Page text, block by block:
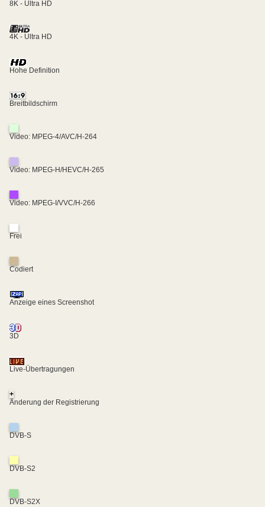
8K - Ultra HD
4K - Ultra HD
Hohe Definition
Breitbildschirm
Video: MPEG-4/AVC/H-264
Video: MPEG-H/HEVC/H-265
Video: MPEG-I/VVC/H-266
Frei
Codiert
Anzeige eines Screenshot
3D
Live-Übertragungen
+
Änderung der Registrierung
DVB-S
DVB-S2
DVB-S2X